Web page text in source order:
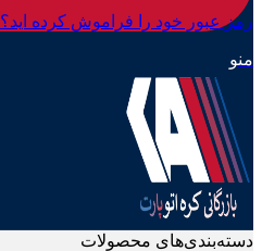
رمز عبور خود را فراموش کرده اید؟
منو
دسته‌بندی‌های محصولات